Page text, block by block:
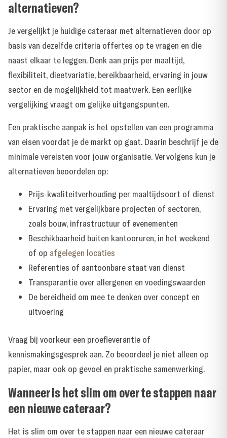
alternatieven?
Je vergelijkt je huidige cateraar met alternatieven door op
basis van dezelfde criteria offertes op te vragen en die
naast elkaar te leggen. Denk aan prijs per maaltijd,
flexibiliteit, dieetvariatie, bereikbaarheid, ervaring in jouw
sector en de mogelijkheid tot maatwerk. Een eerlijke
vergelijking vraagt om gelijke uitgangspunten.
Een praktische aanpak is het opstellen van een programma
van eisen voordat je de markt op gaat. Daarin beschrijf je de
minimale vereisten voor jouw organisatie. Vervolgens kun je
alternatieven beoordelen op:
Prijs-kwaliteitverhouding per maaltijdsoort of dienst
Ervaring met vergelijkbare projecten of sectoren,
zoals bouw, infrastructuur of evenementen
Beschikbaarheid buiten kantooruren, in het weekend
of op afgelegen locaties
Referenties of aantoonbare staat van dienst
Transparantie over allergenen en voedingswaarden
De bereidheid om mee te denken over concept en
uitvoering
Vraag bij voorkeur een proefleverantie of
kennismakingsgesprek aan. Zo beoordeel je niet alleen op
papier, maar ook op gevoel en praktische samenwerking.
Wanneer is het slim om over te stappen naar
een nieuwe cateraar?
Het is slim om over te stappen naar een nieuwe cateraar